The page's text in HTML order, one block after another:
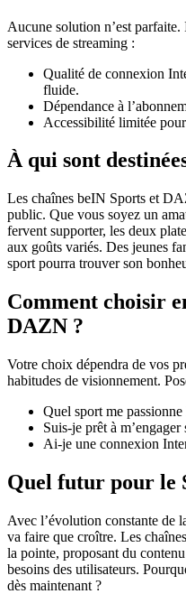
Aucune solution n’est
services de streaming :
Qualité de connexion
fluide.
Dépendance à
Accessibilité limitée
À qui sont
Les chaînes beIN Sports et
public. Que vous soyez un
fervent supporter, les deux
aux goûts variés. Des jeunes
sport pourra trouver son
Comment choisir
DAZN ?
Votre choix dépendra de vos
habitudes de visionnement.
Quel sport me passionne
Suis-je prêt à
Ai-je une connexion
Quel futur pour le
Avec l’évolution constante de
va faire que croître. Les
la pointe, proposant du
besoins des utilisateurs.
dès maintenant ?